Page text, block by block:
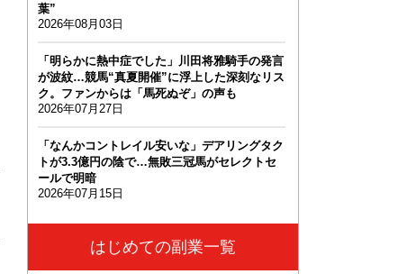
葉”
2026年08月03日
「明らかに熱中症でした」川田将雅騎手の発言
が波紋…競馬“真夏開催”に浮上した深刻なリス
ク。ファンからは「馬死ぬぞ」の声も
2026年07月27日
「なんかコントレイル安いな」デアリングタク
トが3.3億円の陰で…無敗三冠馬がセレクトセ
ールで明暗
2026年07月15日
はじめての副業一覧